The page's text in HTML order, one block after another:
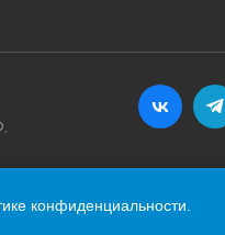
конфиденциальности.